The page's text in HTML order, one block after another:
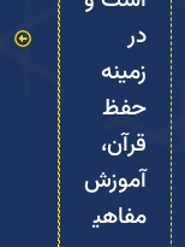
در
زمینه
حفظ
قرآن،
آموزش
مفاهی